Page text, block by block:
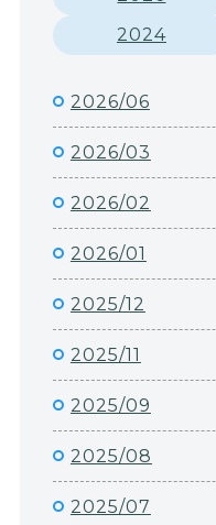
2024
2026/06
2026/03
2026/02
2026/01
2025/12
2025/11
2025/09
2025/08
2025/07